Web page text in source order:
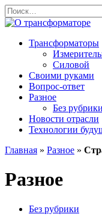
Перейти
к
содержанию
Search
for:
Трансформаторы
Силовой
Своими руками
Вопрос-ответ
Разное
Без рубрики
Новости отрасли
Технологии
Главная » Разное »
Разное
Без рубрики